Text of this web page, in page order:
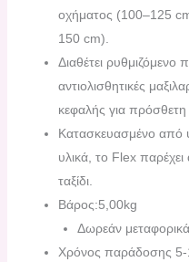
οχήματος (100–125
150 cm).
Διαθέτει
αντιολισθητικές
κεφαλής για πρόσθετη
Κατασκευασμένο από
υλικά, το Flex
ταξίδι.
Βάρος:5,00kg
Δωρεάν
Χρόνος παράδοσης 5-